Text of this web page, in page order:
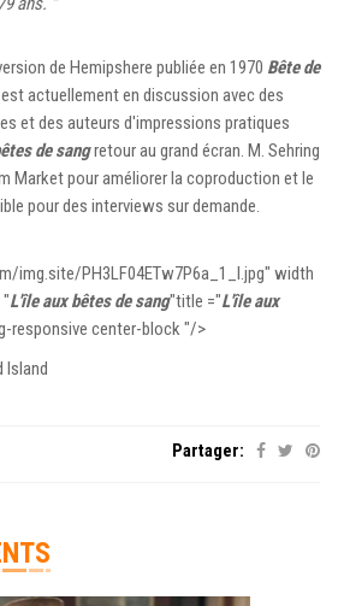
de Hemipshere publiée en 1970 Bête de
actuellement en discussion avec des
et des auteurs d'impressions pratiques
de sangretour au grand écran. M. Sehring
Market pour améliorer la coproduction et le
pour des interviews sur demande.
img.site/PH3LF04ETw7P6a_1_l.jpg" width
L'île aux bêtes de sang"title ="L'île aux
responsive center-block "/>
Island
Partager: